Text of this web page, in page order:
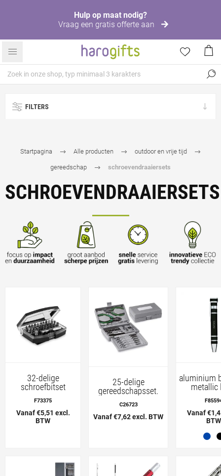
Hulp op maat nodig?
Vraag een gratis offerte aan
FILTERS
Startpagina Alle producten outdoor en vrije tijd
gereedschap schroevendraaiersets
SCHROEVENDRAAIERSETS
32-delige
schroefbitset
F73375
Vanaf €5,51 excl.
BTW
25-delige
gereedschapsset.
C26723
Vanaf €7,62 excl. BTW
aluminium
metallic
Vanaf
BTW